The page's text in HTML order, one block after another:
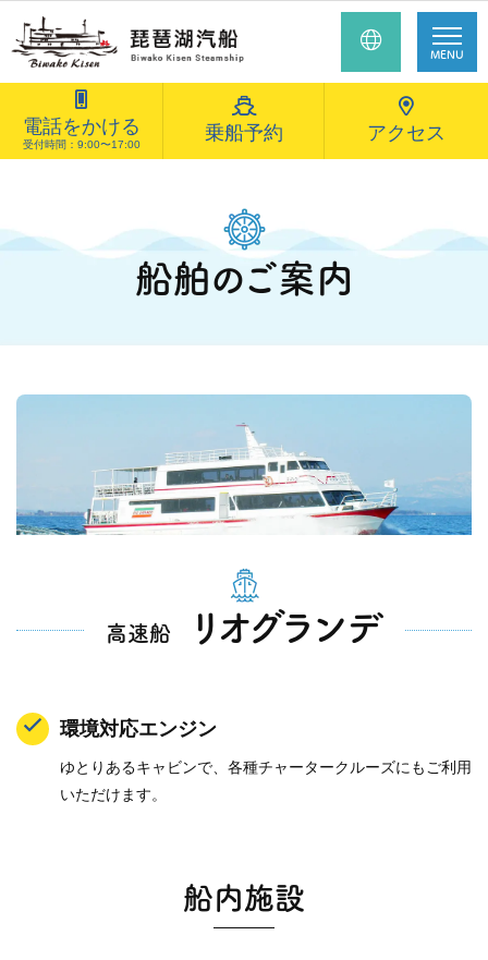
MENU
電話をかける
受付時間：9:00〜17:00
乗船予約 アクセス
船舶のご案内
高速船 リオグランデ
環境対応エンジン
ゆとりあるキャビンで、各種チャータークルーズにもご利用
いただけます。
船内施設